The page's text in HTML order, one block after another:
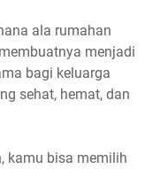
ala rumahan
menjadi
bagi keluarga
sehat, hemat, dan
kamu bisa memilih